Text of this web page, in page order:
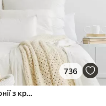
736
Крупний план білої квітки півонії з крапельками води на пелюстках на розмитому фоні